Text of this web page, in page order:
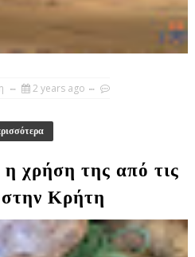
2 years ago
χρήση της από τις
στην Κρήτη